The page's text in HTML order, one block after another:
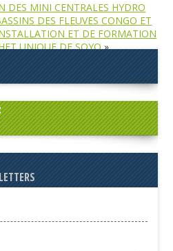
DES MINI CENTRALES HYDRO
DES FLEUVES CONGO ET
ET DE FORMATION
UNIQUE DE SOYO»